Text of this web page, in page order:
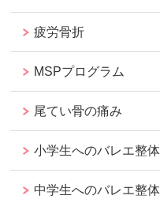
疲労骨折
MSPプログラム
尾てい骨の痛み
小学生へのバレエ整体
中学生へのバレエ整